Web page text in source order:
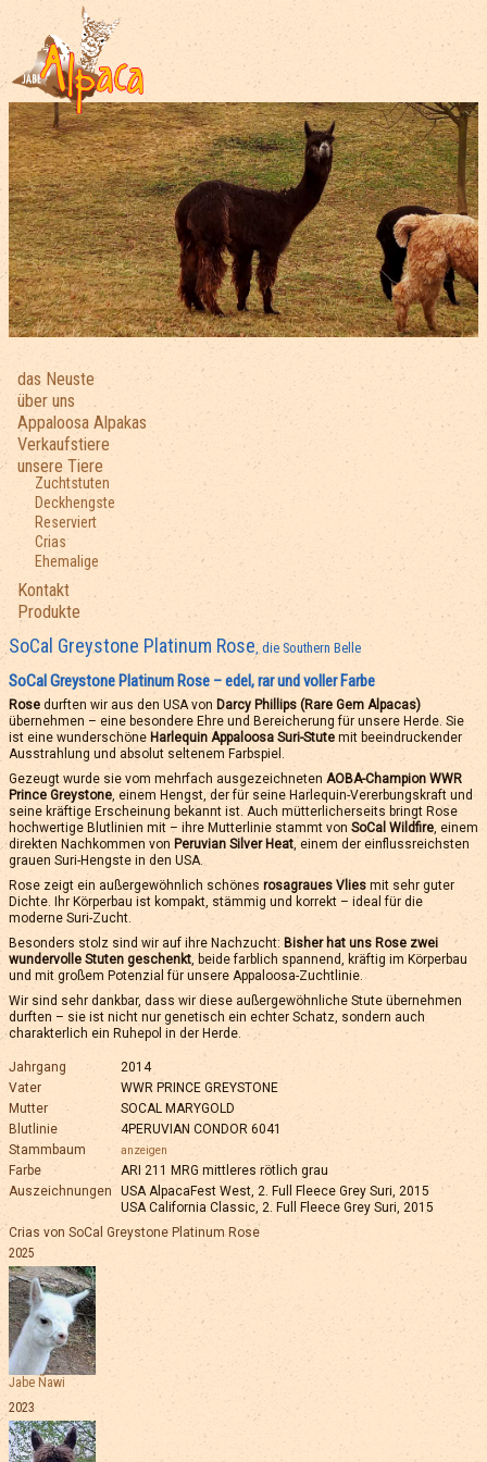
das Neuste
über uns
Appaloosa Alpakas
Verkaufstiere
unsere Tiere
Zuchtstuten
Deckhengste
Reserviert
Crias
Ehemalige
Kontakt
Produkte
SoCal Greystone Platinum Rose, die Southern Belle
SoCal Greystone Platinum Rose – edel, rar und voller Farbe
Rose durften wir aus den USA von Darcy Phillips (Rare Gem Alpacas)
übernehmen – eine besondere Ehre und Bereicherung für unsere Herde. Sie
ist eine wunderschöne Harlequin Appaloosa Suri-Stute mit beeindruckender
Ausstrahlung und absolut seltenem Farbspiel.
Gezeugt wurde sie vom mehrfach ausgezeichneten AOBA-Champion WWR
Prince Greystone, einem Hengst, der für seine Harlequin-Vererbungskraft und
seine kräftige Erscheinung bekannt ist. Auch mütterlicherseits bringt Rose
hochwertige Blutlinien mit – ihre Mutterlinie stammt von SoCal Wildfire, einem
direkten Nachkommen von Peruvian Silver Heat, einem der einflussreichsten
grauen Suri-Hengste in den USA.
Rose zeigt ein außergewöhnlich schönes rosagraues Vlies mit sehr guter
Dichte. Ihr Körperbau ist kompakt, stämmig und korrekt – ideal für die
moderne Suri-Zucht.
Besonders stolz sind wir auf ihre Nachzucht: Bisher hat uns Rose zwei
wundervolle Stuten geschenkt, beide farblich spannend, kräftig im Körperbau
und mit großem Potenzial für unsere Appaloosa-Zuchtlinie.
Wir sind sehr dankbar, dass wir diese außergewöhnliche Stute übernehmen
durften – sie ist nicht nur genetisch ein echter Schatz, sondern auch
charakterlich ein Ruhepol in der Herde.
Jahrgang
2014
Vater
WWR PRINCE GREYSTONE
Mutter
SOCAL MARYGOLD
Blutlinie
4PERUVIAN CONDOR 6041
Stammbaum
anzeigen
Farbe
ARI 211 MRG mittleres rötlich grau
Auszeichnungen
USA AlpacaFest West, 2. Full Fleece Grey Suri, 2015
USA California Classic, 2. Full Fleece Grey Suri, 2015
Crias von SoCal Greystone Platinum Rose
2025
Jabe Ñawi
2023